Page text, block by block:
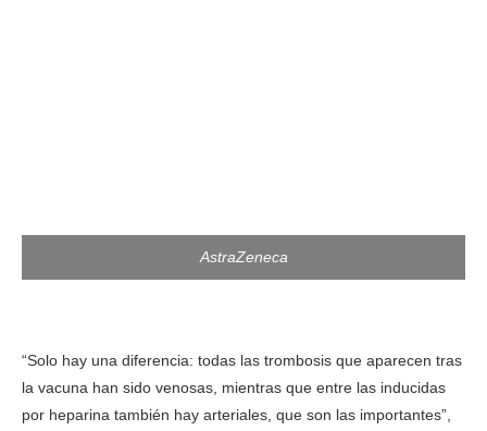
AstraZeneca
“Solo hay una diferencia: todas las trombosis que aparecen tras
la vacuna han sido venosas, mientras que entre las inducidas
por heparina también hay arteriales, que son las importantes”,